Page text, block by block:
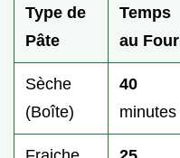
Type de
Pâte
Temps
au Four
Sèche
(Boîte)
40
minutes